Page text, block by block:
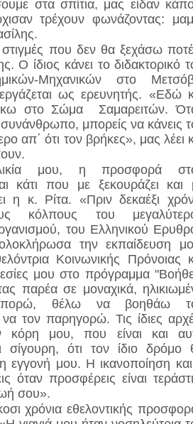
στα σπίτια, μας είδαν
τρέχουν φωνάζοντας:
στιγμές που δεν θα ξεχάσω
Ο ίδιος κάνει το διδακτορικό
Μηχανικών στο
ως ερευνητής. «Εδώ
στο Σώμα Σαμαρειτών.
μπορείς να κάνεις
απ΄ ότι τον βρήκες», μας λέει
μου, η προσφορά
κάτι που με ξεκουράζει και
η κ. Ρίτα. «Πριν δεκαέξι
κόλπους του
του Ελληνικού
την εκπαίδευση
Κοινωνικής Πρόνοιας
μου στο πρόγραμμα
παρέα σε μοναχικά,
θέλω να βοηθάω
τον παρηγορώ. Τις ίδιες
κόρη μου, που είναι και
σίγουρη, ότι τον ίδιο δρόμο
εγγονή μου. Η ικανοποίηση
όταν προσφέρεις είναι
σου».
χρόνια εθελοντικής